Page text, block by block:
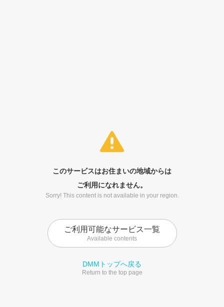
このサービスはお住まいの地域からは
ご利用になれません。
Sorry! This content is not available in your region.
ご利用可能なサービス一覧
Available contents
DMMトップへ戻る
Return to the top page